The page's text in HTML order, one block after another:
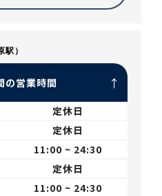
駅）
の営業時間
定休日
定休日
11:00 ~ 24:30
定休日
11:00 ~ 24:30